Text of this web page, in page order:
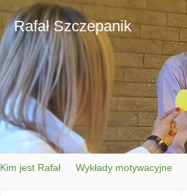
Rafał Szczepanik
Kim jest Rafał Wykłady motywacyjne